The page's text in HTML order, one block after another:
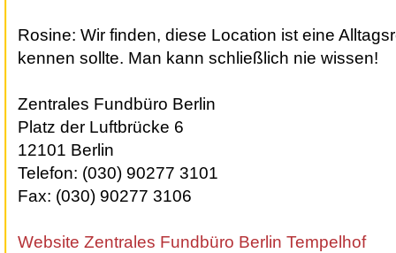
Rosine: Wir finden, diese Location ist eine
kennen sollte. Man kann schließlich nie wissen!
Zentrales Fundbüro Berlin
Platz der Luftbrücke 6
12101 Berlin
Telefon: (030) 90277 3101
Fax: (030) 90277 3106
Website Zentrales Fundbüro Berlin Tempelhof